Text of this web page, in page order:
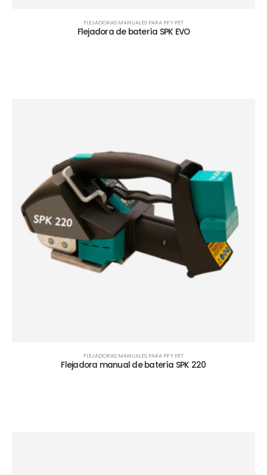
FLEJADORAS MANUALES PARA PP Y PET
Flejadora de batería SPK EVO
FLEJADORAS MANUALES PARA PP Y PET
Flejadora manual de batería SPK 220